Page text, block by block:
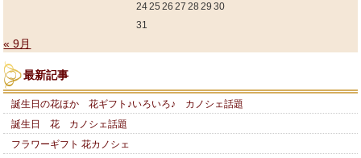
2425 26 27 28 29 30
31
« 9月
最新記事
誕生日の花ほか 花ギフト♪いろいろ♪ カノシェ話題
誕生日 花 カノシェ話題
フラワーギフト 花カノシェ